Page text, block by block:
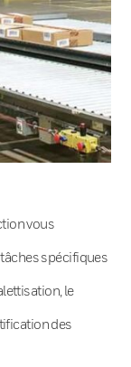
vous
spécifiques
le
des